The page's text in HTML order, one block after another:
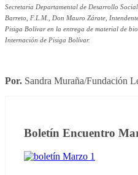
Secretaria Departamental de Desarrollo
Barreto, F.L.M., Don Mauro Zárate,
Pisiga Bolívar en la entrega de material de
Internación de Pisiga Bolívar.
Por. Sandra Muraña/Fundación
Boletín Encuentro